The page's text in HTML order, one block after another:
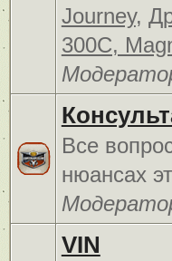
Journey,
300C,
Все
нюансах
VIN